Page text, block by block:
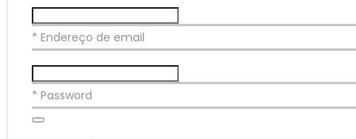
* Endereço de email
* Password